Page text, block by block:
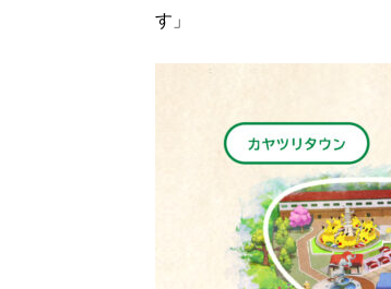
す」